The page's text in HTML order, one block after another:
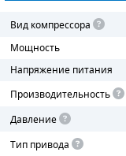
Вид компрессора
Мощность
Напряжение питания
Производительность
Давление
Тип привода
МОТОРНОЕ МАСЛО
РАДИАТОРЫ
ПОДШИПНИКИ
ПОРШНЕВЫЕ БЛОКИ